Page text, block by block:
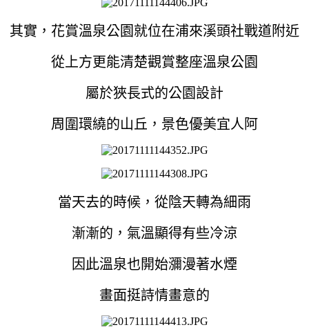
其實，花賞溫泉公園就位在浦來溪頭社戰道附近
從上方更能清楚觀賞整座溫泉公園
屬於狹長式的公園設計
周圍環繞的山丘，景色優美宜人阿
當天去的時候，從陰天轉為細雨
漸漸的，氣溫顯得有些冷涼
因此溫泉也開始瀰漫著水煙
畫面挺詩情畫意的